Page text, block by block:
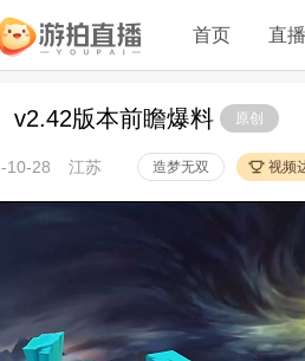
首页 直播
原创
v2.42版本前瞻爆料
10-28 江苏 造梦无双 视频